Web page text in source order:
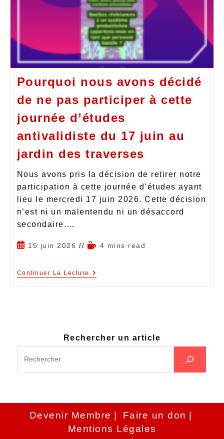
Pourquoi nous avons décidé
de ne pas participer à cette
journée d’études
antivalidiste du 17 juin au
jardin des traverses
Nous avons pris la décision de retirer notre
participation à cette journée d’études ayant
lieu le mercredi 17 juin 2026. Cette décision
n’est ni un malentendu ni un désaccord
secondaire.…
15 juin 2026 4 mins read
Continuer La Lecture
Rechercher un article
Devenir Membre
Faire un don
Mentions Légales